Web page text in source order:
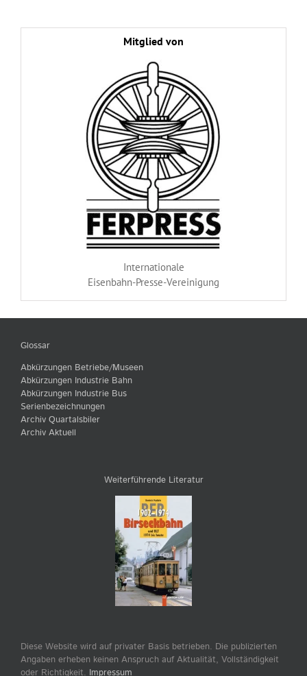
Mitglied von
Internationale
Eisenbahn-Presse-Vereinigung
Glossar
Abkürzungen Betriebe/Museen
Abkürzungen Industrie Bahn
Abkürzungen Industrie Bus
Serienbezeichnungen
Archiv Quartalsbiler
Archiv Aktuell
Weiterführende Literatur
Diese Website wird auf privater Basis betrieben. Die publizierten
Angaben erheben keinen Anspruch auf Aktualität, Vollständigkeit
oder Richtigkeit. Impressum